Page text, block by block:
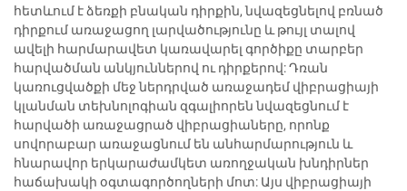
հետևում է ձեռքի բնական դիրքին, նվազեցնելով բռնած
դիրքում առաջացող լարվածությունը և թույլ տալով
ավելի հարմարավետ կառավարել գործիքը տարբեր
հարվածման անկյուններով ու դիրքերով: Դռան
կառուցվածքի մեջ ներդրված առաջադեմ վիբրացիայի
կլանման տեխնոլոգիան զգալիորեն նվազեցնում է
հարվածի առաջացրած վիբրացիաները, որոնք
սովորաբար առաջացնում են անհարմարություն և
հնարավոր երկարաժամկետ առողջական խնդիրներ
հաճախակի օգտագործողների մոտ: Այս վիբրացիայի